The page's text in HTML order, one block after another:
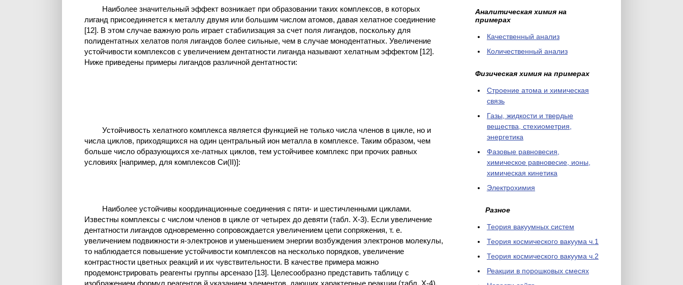
Наиболее значительный эффект возникает при образовании таких комплексов, в которых
лиганд присоединяется к металлу двумя или большим числом атомов, давая хелатное соединение
[12]. В этом случае важную роль играет стабилизация за счет поля лигандов, поскольку для
полидентатных хелатов поля лигандов более сильные, чем в случае монодентатных. Увеличение
устойчивости комплексов с увеличением дентатности лиганда называют хелатным эффектом [12].
Ниже приведены примеры лигандов различной дентатности:
Устойчивость хелатного комплекса является функцией не только числа членов в цикле, но и
числа циклов, приходящихся на один центральный ион металла в комплексе. Таким образом, чем
больше число образующихся хе-латных циклов, тем устойчивее комплекс при прочих равных
условиях [например, для комплексов Си(II)]:
Наиболее устойчивы координационные соединения с пяти- и шестичленными циклами.
Известны комплексы с числом членов в цикле от четырех до девяти (табл. Х-3). Если увеличение
дентатности лигандов одновременно сопровождается увеличением цепи сопряжения, т. е.
увеличением подвижности я-электронов и уменьшением энергии возбуждения электронов молекулы,
то наблюдается повышение устойчивости комплексов на несколько порядков, увеличение
контрастности цветных реакций и их чувствительности. В качестве примера можно
продемонстрировать реагенты группы арсеназо [13]. Целесообразно представить таблицу с
изображением формул реагентов й указанием элементов, дающих характерные реакции (табл. Х-4).
Аналитическая химия на
примерах
Качественный анализ
Количественный анализ
Физическая химия на примерах
Cтроение атома и химическая
связь
Газы, жидкости и твердые
вещества, стехиометрия,
энергетика
Фазовые равновесия,
химическое равновесие, ионы,
химическая кинетика
Электрохимия
Разное
Теория вакуумных систем
Теория космического вакуума ч.1
Теория космического вакуума ч.2
Реакции в порошковых смесях